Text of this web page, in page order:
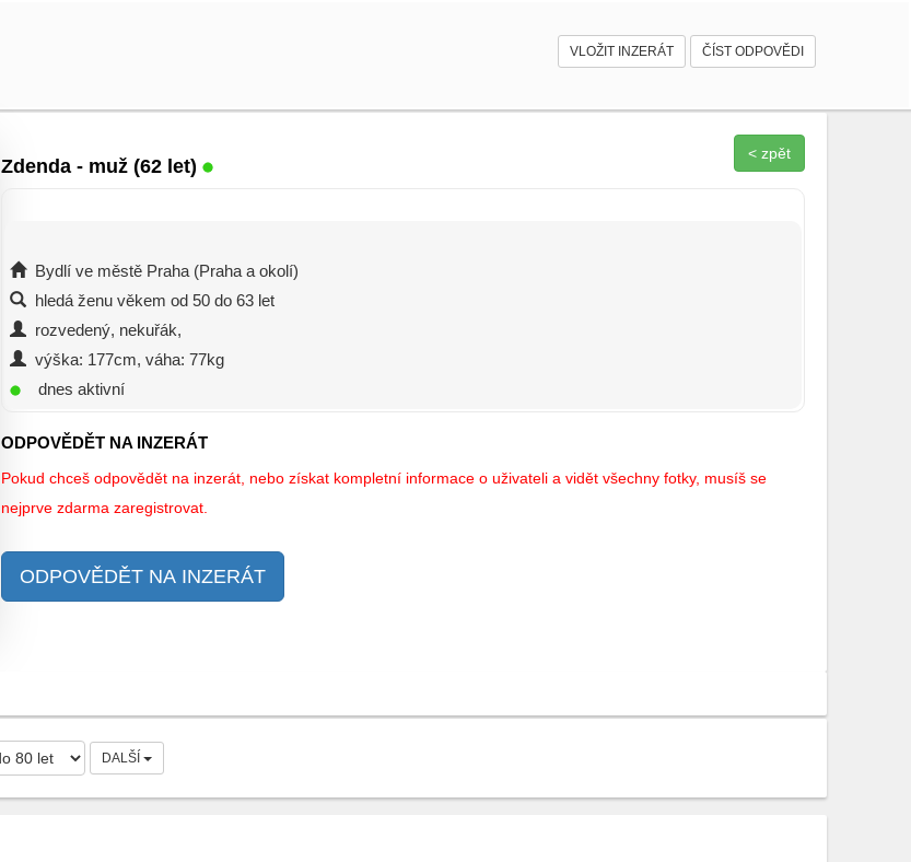
VLOŽIT INZERÁT ČÍST ODPOVĚDI
Zdenda - muž (62 let)
< zpět
Bydlí ve městě Praha (Praha a okolí)
hledá ženu věkem od 50 do 63 let
rozvedený, nekuřák,
výška: 177cm, váha: 77kg
dnes aktivní
ODPOVĚDĚT NA INZERÁT
Pokud chceš odpovědět na inzerát, nebo získat kompletní informace o uživateli a vidět všechny fotky, musíš se
nejprve zdarma zaregistrovat.
ODPOVĚDĚT NA INZERÁT
DALŠÍ